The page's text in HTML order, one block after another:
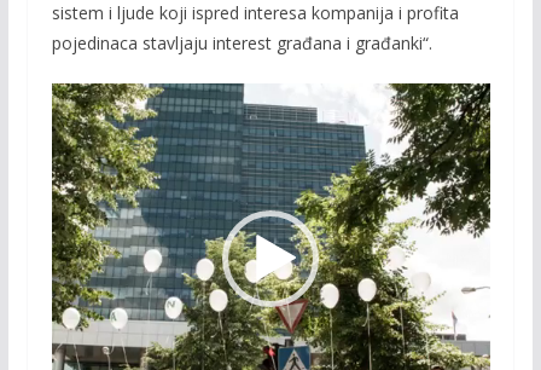
sistem i ljude koji ispred interesa kompanija i profita
pojedinaca stavljaju interest građana i građanki“.
Video
Player